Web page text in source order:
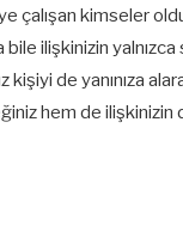
çalışan kimseler
ilişkinizin
de yanınıza
hem de